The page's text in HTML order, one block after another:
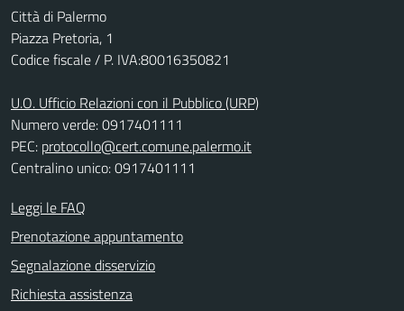
Città di Palermo
Piazza Pretoria, 1
Codice fiscale / P. IVA:80016350821
U.O. Ufficio Relazioni con il Pubblico (URP)
Numero verde: 0917401111
PEC: protocollo@cert.comune.palermo.it
Centralino unico: 0917401111
Leggi le FAQ
Prenotazione appuntamento
Segnalazione disservizio
Richiesta assistenza